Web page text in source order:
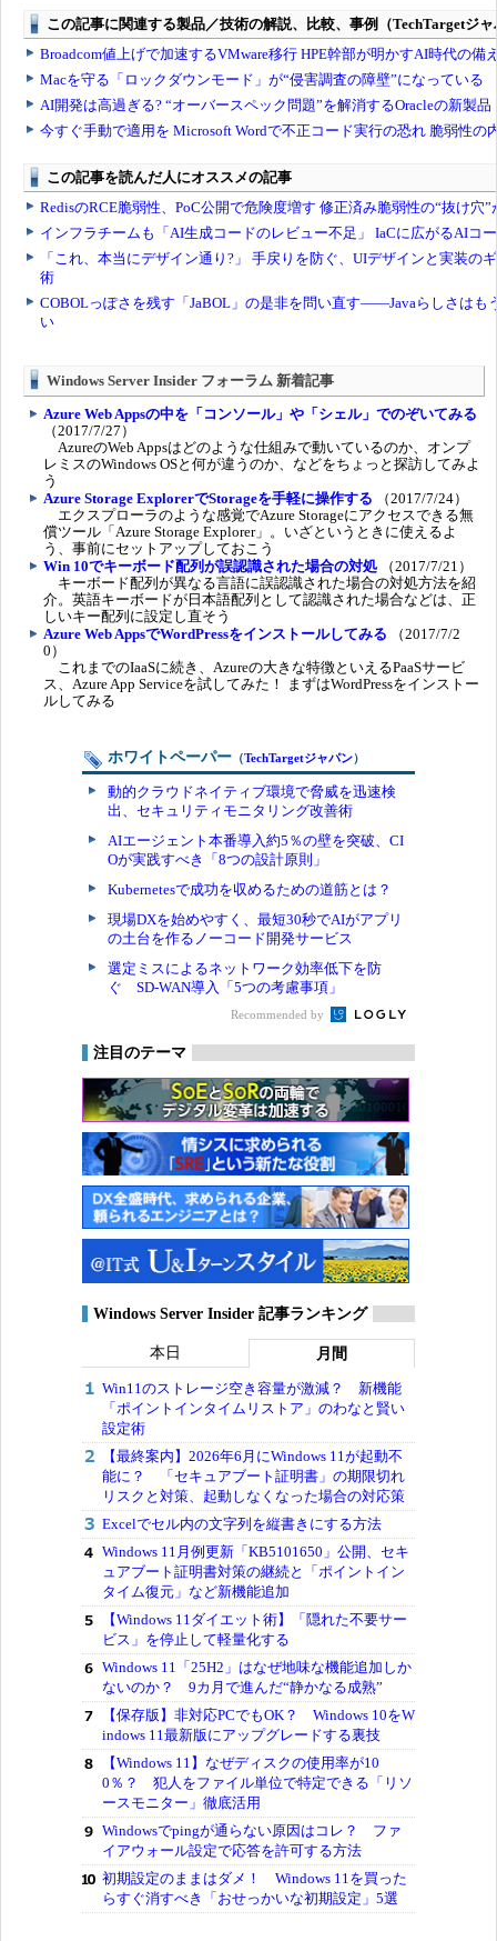
Windows Server Insider フォーラム 新着記事
Azure Web Appsの中を「コンソール」や「シェル」でのぞいてみる
（2017/7/27）
AzureのWeb Appsはどのような仕組みで動いているのか、オンプ
レミスのWindows OSと何が違うのか、などをちょっと探訪してみよ
う
Azure Storage ExplorerでStorageを手軽に操作する （2017/7/24）
エクスプローラのような感覚でAzure Storageにアクセスできる無
償ツール「Azure Storage Explorer」。いざというときに使えるよ
う、事前にセットアップしておこう
Win 10でキーボード配列が誤認識された場合の対処 （2017/7/21）
キーボード配列が異なる言語に誤認識された場合の対処方法を紹
介。英語キーボードが日本語配列として認識された場合などは、正
しいキー配列に設定し直そう
Azure Web AppsでWordPressをインストールしてみる （2017/7/2
0）
これまでのIaaSに続き、Azureの大きな特徴といえるPaaSサービ
ス、Azure App Serviceを試してみた！ まずはWordPressをインストー
ルしてみる
ホワイトペーパー （TechTargetジャパン）
動的クラウドネイティブ環境で脅威を迅速検
出、セキュリティモニタリング改善術
AIエージェント本番導入約5％の壁を突破、CI
Oが実践すべき「8つの設計原則」
Kubernetesで成功を収めるための道筋とは？
現場DXを始めやすく、最短30秒でAIがアプリ
の土台を作るノーコード開発サービス
選定ミスによるネットワーク効率低下を防
ぐ SD-WAN導入「5つの考慮事項」
Recommended by
注目のテーマ
Windows Server Insider 記事ランキング
本日 月間
Win11のストレージ空き容量が激減？ 新機能
「ポイントインタイムリストア」のわなと賢い
設定術
【最終案内】2026年6月にWindows 11が起動不
能に？ 「セキュアブート証明書」の期限切れ
リスクと対策、起動しなくなった場合の対応策
Excelでセル内の文字列を縦書きにする方法
Windows 11月例更新「KB5101650」公開、セキ
ュアブート証明書対策の継続と「ポイントイン
タイム復元」など新機能追加
【Windows 11ダイエット術】「隠れた不要サー
ビス」を停止して軽量化する
Windows 11「25H2」はなぜ地味な機能追加しか
ないのか？ 9カ月で進んだ“静かなる成熟”
【保存版】非対応PCでもOK？ Windows 10をW
indows 11最新版にアップグレードする裏技
【Windows 11】なぜディスクの使用率が10
0％？ 犯人をファイル単位で特定できる「リソ
ースモニター」徹底活用
Windowsでpingが通らない原因はコレ？ ファ
イアウォール設定で応答を許可する方法
初期設定のままはダメ！ Windows 11を買った
らすぐ消すべき「おせっかいな初期設定」5選